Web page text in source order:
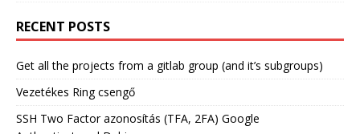
RECENT POSTS
Get all the projects from a gitlab group (and it’s subgroups)
Vezetékes Ring csengő
SSH Two Factor azonosítás (TFA, 2FA) Google